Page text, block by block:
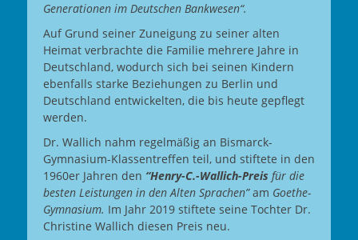
Generationen im Deutschen Bankwesen“.
Auf Grund seiner Zuneigung zu seiner alten
Heimat verbrachte die Familie mehrere Jahre in
Deutschland, wodurch sich bei seinen Kindern
ebenfalls starke Beziehungen zu Berlin und
Deutschland entwickelten, die bis heute gepflegt
werden.
Dr. Wallich nahm regelmäßig an Bismarck-
Gymnasium-Klassentreffen teil, und stiftete in den
1960er Jahren den “Henry-C.-Wallich-Preis für die
besten Leistungen in den Alten Sprachen”am Goethe-
Gymnasium. Im Jahr 2019 stiftete seine Tochter Dr.
Christine Wallich diesen Preis neu.